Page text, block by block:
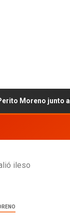
junto al INET
ileso